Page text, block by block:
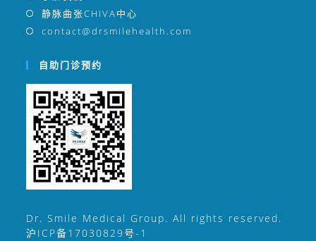
静脉曲张CHIVA中心
contact@drsmilehealth.com
自助门诊预约
Dr. Smile Medical Group. All rights reserved.
沪ICP备17030829号-1